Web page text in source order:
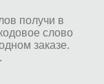
получи в
слово
заказе.